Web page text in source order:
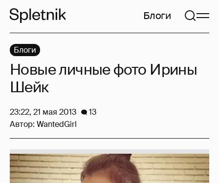
Блоги
Блоги
Новые личные фото Ирины
Шейк
23:22, 21 мая 2013
13
Автор: WantedGirl